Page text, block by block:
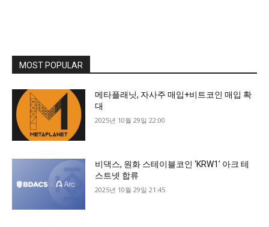
MOST POPULAR
메타플래닛, 자사주 매입+비트코인 매입 확
대
2025년 10월 29일 22:00
비댁스, 원화 스테이블코인 ‘KRW1’ 아크 테
스트넷 합류
2025년 10월 29일 21:45